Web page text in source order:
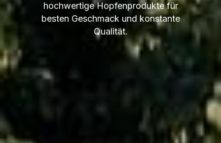
hochwertige Hopfenprodukte für
besten Geschmack und konstante
Qualität.